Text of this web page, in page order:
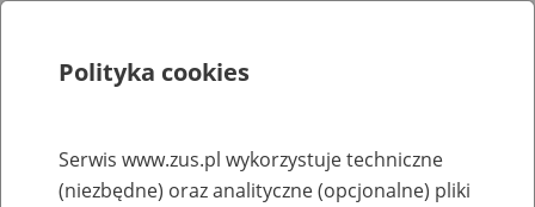
Rejestry, ewidencje i archiwa
Polityka cookies
Serwis www.zus.pl wykorzystuje techniczne
(niezbędne) oraz analityczne (opcjonalne) pliki